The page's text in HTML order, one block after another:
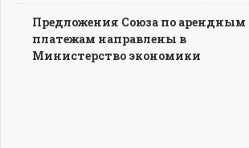
Предложения Союза по арендным
платежам направлены в
Министерство экономики